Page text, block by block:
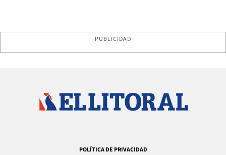
PUBLICIDAD
POLÍTICA DE PRIVACIDAD